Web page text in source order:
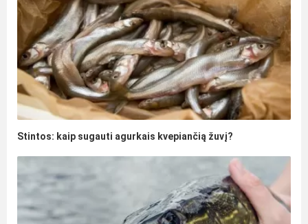
Stintos: kaip sugauti agurkais kvepiančią žuvį?